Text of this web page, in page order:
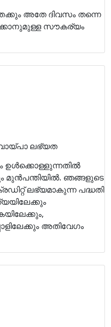
അതേ ദിവസം തന്നെ
സൗകര്യം
ലഭ്യത
ഉള്‍ക്കൊള്ളുന്നതില്‍
ഞങ്ങളുടെ
ലഭ്യമാകുന്ന പദ്ധതി
അതിവേഗം